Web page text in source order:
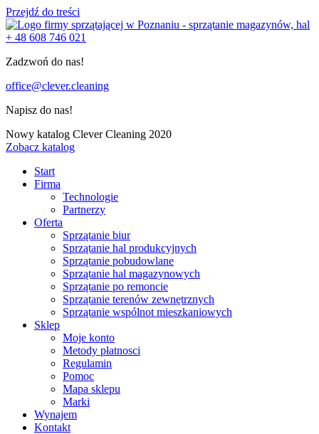
Przejdź do treści
+ 48 608 746 021
Zadzwoń do nas!
office@clever.cleaning
Napisz do nas!
Nowy katalog Clever Cleaning 2020
Zobacz katalog
Start
Firma
Technologie
Partnerzy
Oferta
Sprzątanie biur
Sprzątanie hal produkcyjnych
Sprzątanie pobudowlane
Sprzątanie hal magazynowych
Sprzątanie po remoncie
Sprzątanie terenów zewnętrznych
Sprzątanie wspólnot mieszkaniowych
Sklep
Moje konto
Metody płatnosci
Regulamin
Pomoc
Mapa sklepu
Marki
Wynajem
Kontakt